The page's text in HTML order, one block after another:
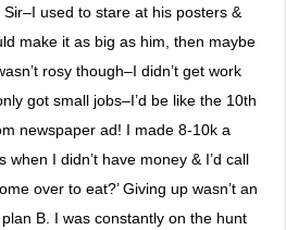
used to stare at his posters &
make it as big as him, then maybe
rosy though–I didn’t get work
got small jobs–I’d be like the 10th
newspaper ad! I made 8-10k a
I didn’t have money & I’d call
over to eat?’ Giving up wasn’t an
B. I was constantly on the hunt